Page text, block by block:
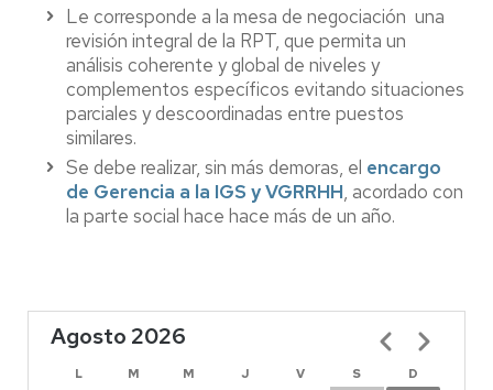
Le corresponde a la mesa de negociación una
revisión integral de la RPT, que permita un
análisis coherente y global de niveles y
complementos específicos evitando situaciones
parciales y descoordinadas entre puestos
similares.
Se debe realizar, sin más demoras, el encargo
de Gerencia a la IGS y VGRRHH, acordado con
la parte social hace hace más de un año.
Agosto 2026
L M M J V S
D
Paginación